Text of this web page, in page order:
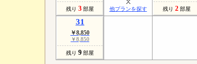
残り 3 部屋 他プランを探す 残り 2 部屋
31
￥8,850
￥8,850
残り 9 部屋